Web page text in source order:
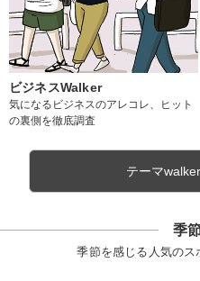
ビジネスWalker
気になるビジネスのアレコレ、ヒット
の裏側を徹底調査
テーマ
季
季節を感じる人気の